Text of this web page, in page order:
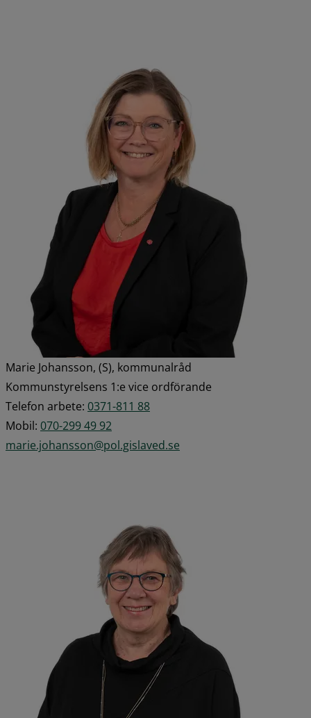
Marie Johansson, (S), kommunalråd
Kommunstyrelsens 1:e vice ordförande
Telefon arbete: 0371-811 88
Mobil: 070-299 49 92
marie.johansson@pol.gislaved.se